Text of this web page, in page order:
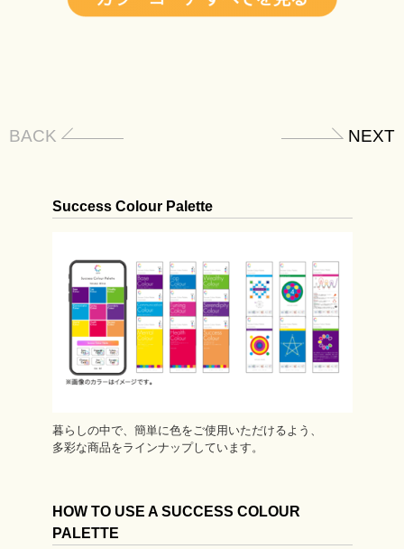
BACK NEXT
Success Colour Palette
暮らしの中で、簡単に色をご使用いただけるよう、
多彩な商品をラインナップしています。
HOW TO USE A SUCCESS COLOUR
PALETTE